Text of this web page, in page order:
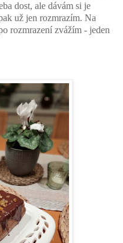
dost, ale dávám si je
už jen rozmrazím. Na
rozmrazení zvážím - jeden